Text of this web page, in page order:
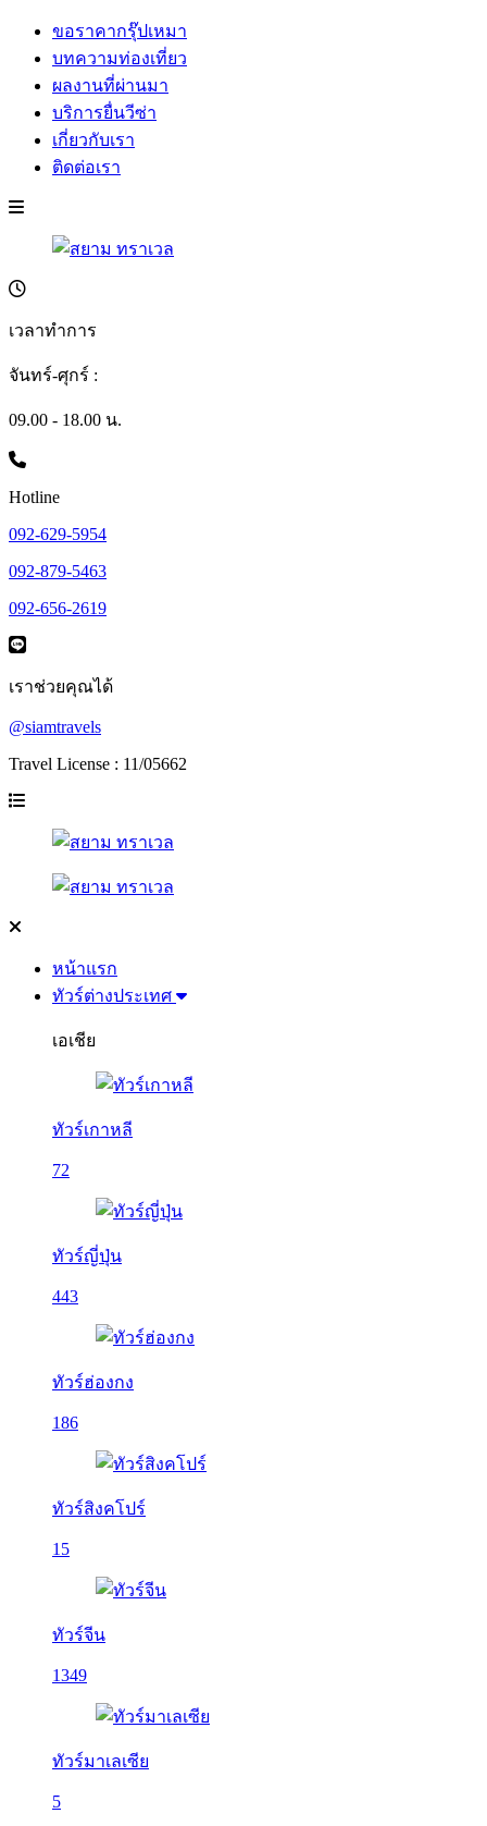
ขอราคากรุ๊ปเหมา
บทความท่องเที่ยว
ผลงานที่ผ่านมา
บริการยื่นวีซ่า
เกี่ยวกับเรา
ติดต่อเรา
เวลาทำการ
จันทร์-ศุกร์ :
09.00 - 18.00 น.
Hotline
092-629-5954
092-879-5463
092-656-2619
เราช่วยคุณได้
@siamtravels
Travel License : 11/05662
หน้าแรก
ทัวร์ต่างประเทศ
เอเชีย
ทัวร์เกาหลี
72
ทัวร์ญี่ปุ่น
443
ทัวร์ฮ่องกง
186
ทัวร์สิงคโปร์
15
ทัวร์จีน
1349
ทัวร์มาเลเซีย
5